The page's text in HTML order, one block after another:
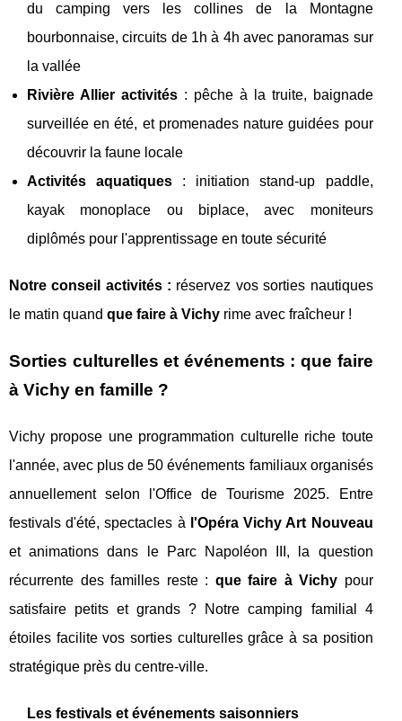
du camping vers les collines de la Montagne
bourbonnaise, circuits de 1h à 4h avec panoramas sur
la vallée
Rivière Allier activités: pêche à la truite, baignade
surveillée en été, et promenades nature guidées pour
découvrir la faune locale
Activités aquatiques : initiation stand-up paddle,
kayak monoplace ou biplace, avec moniteurs
diplômés pour l'apprentissage en toute sécurité
Notre conseil activités : réservez vos sorties nautiques
le matin quand que faire à Vichy rime avec fraîcheur !
Sorties culturelles et événements : que faire
à Vichy en famille ?
Vichy propose une programmation culturelle riche toute
l'année, avec plus de 50 événements familiaux organisés
annuellement selon l'Office de Tourisme 2025. Entre
festivals d'été, spectacles à l'Opéra Vichy Art Nouveau
et animations dans le Parc Napoléon III, la question
récurrente des familles reste : que faire à Vichy pour
satisfaire petits et grands ? Notre camping familial 4
étoiles facilite vos sorties culturelles grâce à sa position
stratégique près du centre-ville.
Les festivals et événements saisonniers